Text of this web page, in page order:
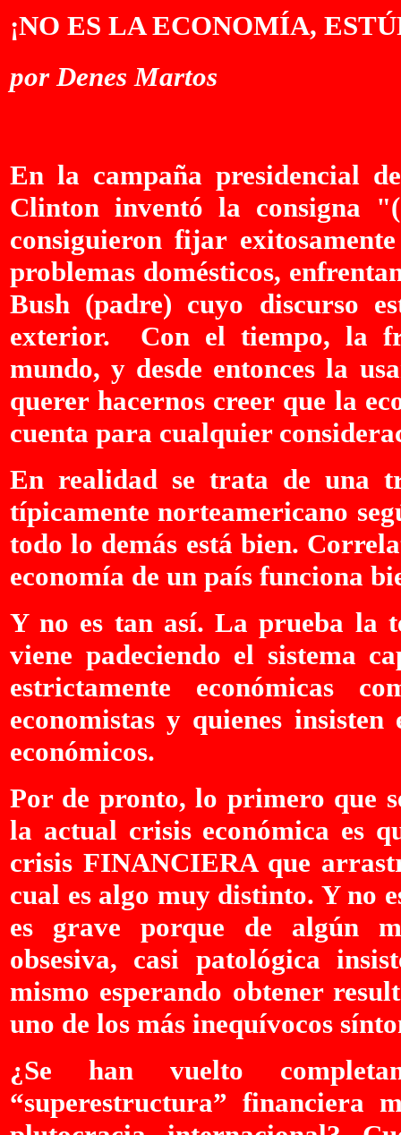
¡NO ES LA ECONOMÍA,
por Denes Martos
En la campaña presidencial
Clinton inventó la consigna
consiguieron fijar
problemas domésticos,
Bush (padre) cuyo discurso
exterior. Con el tiempo, la
mundo, y desde entonces la
querer hacernos creer que la
cuenta para cualquier
En realidad se trata de una
típicamente norteamericano
todo lo demás está bien.
economía de un país funciona
Y no es tan así. La prueba la
viene padeciendo el sistema
estrictamente económicas
economistas y quienes
económicos.
Por de pronto, lo primero que
la actual crisis económica es
crisis FINANCIERA que
cual es algo muy distinto. Y no
es grave porque de algún
obsesiva, casi patológica
mismo esperando obtener
uno de los más inequívocos
¿Se han vuelto
“superestructura” financiera